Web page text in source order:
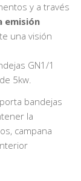
y a través
emisión
una visión
GN1/1
5kw.
bandejas
la
campana